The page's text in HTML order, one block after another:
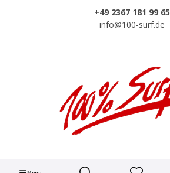
+49 2367 181 99 65
info@100-surf.de